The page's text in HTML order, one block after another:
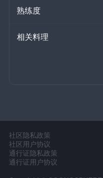
熟练度
相关料理
社区隐私政策
社区用户协议
通行证隐私政策
通行证用户协议